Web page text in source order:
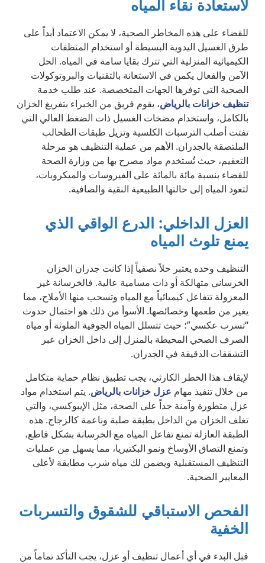
لاستعادة نقاء المياه
للقضاء على هذه المخاطر الصحية، لا يمكن الاعتماد أبداً على
طرق الغسيل اليدوية البسيطة أو استخدام المنظفات
الكيميائية المنزلية التي تترك بقايا سامة في المياه. الحل
الآمن والفعال يكمن في الاستعانة بالتقنيات والبروتوكولات
الصحية التي توفرها الجهات المتخصصة. عند طلب خدمة
تنظيف خزانات بالرياض، يقوم فريق من الخبراء بتفريغ الخزان
بالكامل، واستخدام مضخات الغسيل ذات الضغط العالي التي
تفتت أصلب الترسبات الكلسية وتزيل طبقات الطحالب
الملتصقة بالجدران. الأهم من عملية التنظيف هو مرحلة
التعقيم، حيث تُستخدم مواد مصرح بها من وزارة الصحة
للقضاء بنسبة مائة بالمائة على الفيروسات والميكروبات،
لتعود المياه إلى حالتها الطبيعية النقية والصافية.
العزل الداخلي: الدرع الواقي الذي
يمنع تلوث المياه
التنظيف وحده يعتبر حلاً نصفياً إذا كانت جدران الخزان
الخرساني متهالكة أو ذات مسامية عالية. فالخرسانة غير
المعزولة تتفاعل كيميائياً مع المياه وتسحب منها الأملاح، مما
يغير من طعمها وخصائصها. الأسوأ من ذلك هو احتمال حدوث
“تسرب عكسي”؛ حيث تتسلل المياه الجوفية الملوثة أو مياه
الصرف الصحي المحيطة بالمنزل إلى داخل الخزان عبر
التشققات الدقيقة في الجدران.
لإيقاف هذا الخطر الكارثي، يجب تطبيق نظام حماية متكامل
من خلال تنفيذ مهام عزل خزانات بالرياض. يتم استخدام مواد
عزل متطورة وآمنة جداً على الصحة، مثل الإيبوكسي، والتي
تغلف الخزان من الداخل بطبقة صلبة وناعمة كالزجاج. هذه
الطبقة العازلة تمنع تفاعل المياه مع الخرسانة بشكل قاطع،
وتمنع التصاق الأوساخ ونمو البكتيريا، مما يسهل من عمليات
التنظيف المستقبلية ويضمن لك مياه شرب مطابقة لأعلى
المعايير الصحية.
الفحص الاستباقي للشقوق والتسربات
الخفية
قبل البدء في أي أعمال تنظيف أو عزل، يجب التأكد تماماً من